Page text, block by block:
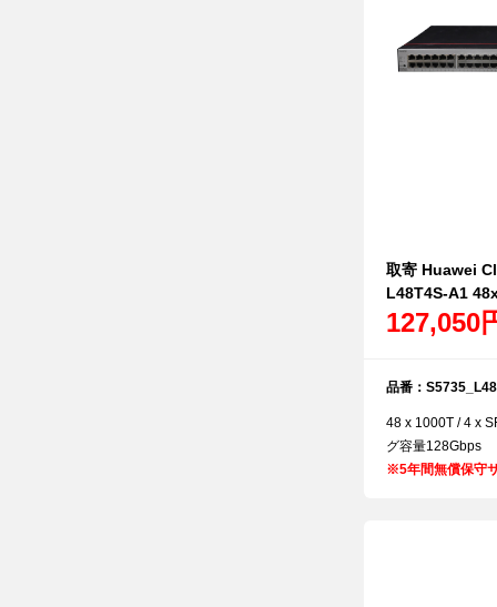
取寄 Huawei
L48T4S-A1
127,050
品番：
48 x 1000T / 4 x
グ容量128Gbps
※5年間無償保守